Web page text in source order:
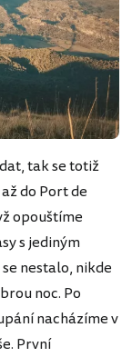
tak se totiž
do Port de
opouštíme
s jediným
nestalo, nikde
noc. Po
nacházíme v
První